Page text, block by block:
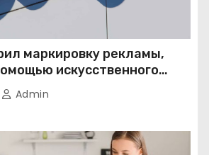
маркировку рекламы,
искусственного
Admin